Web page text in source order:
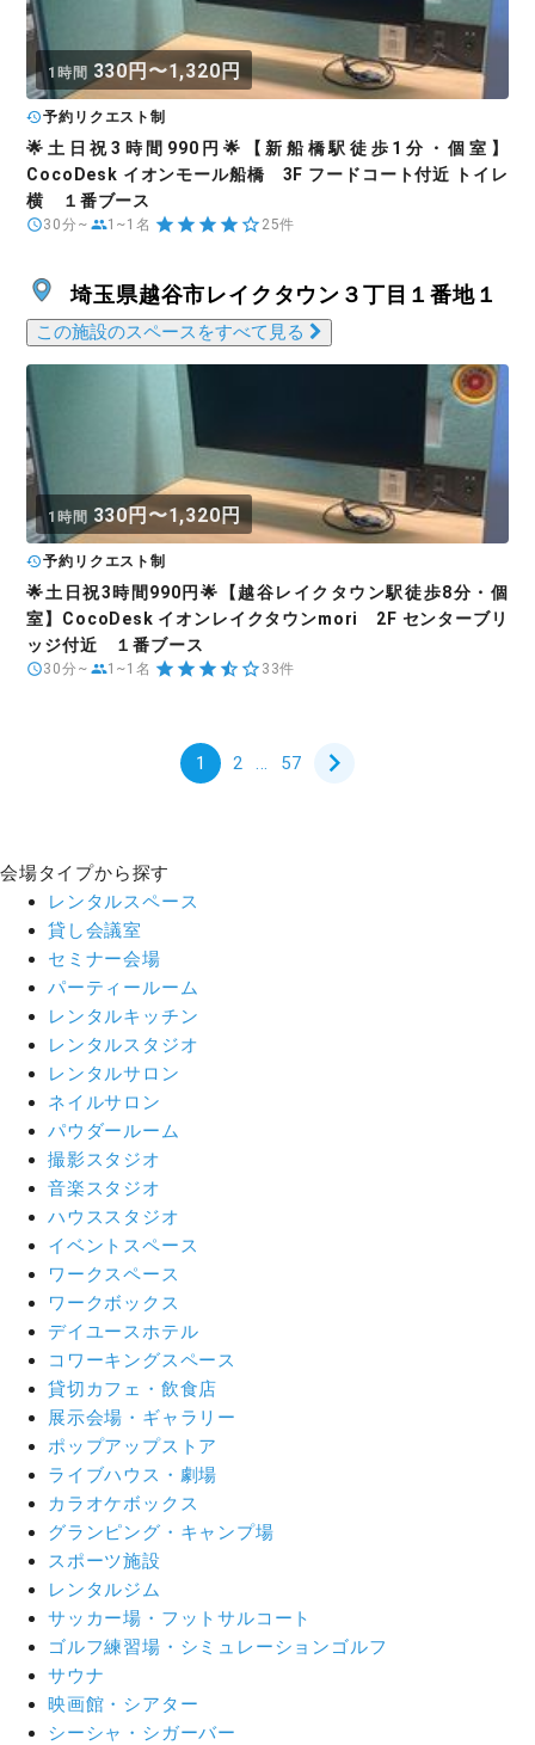
1時間 330円〜1,320円
予約リクエスト制
🌟土日祝3時間990円🌟【新船橋駅徒歩1分・個室】
CocoDesk イオンモール船橋 3F フードコート付近 トイレ
横 １番ブース
30分~ 1~1名 25件
埼玉県越谷市レイクタウン３丁目１番地１
この施設のスペースをすべて見る
1時間 330円〜1,320円
予約リクエスト制
🌟土日祝3時間990円🌟【越谷レイクタウン駅徒歩8分・個
室】CocoDesk イオンレイクタウンmori 2F センターブリ
ッジ付近 １番ブース
30分~ 1~1名 33件
1 2 ... 57
会場タイプから探す
レンタルスペース
貸し会議室
セミナー会場
パーティールーム
レンタルキッチン
レンタルスタジオ
レンタルサロン
ネイルサロン
パウダールーム
撮影スタジオ
音楽スタジオ
ハウススタジオ
イベントスペース
ワークスペース
ワークボックス
デイユースホテル
コワーキングスペース
貸切カフェ・飲食店
展示会場・ギャラリー
ポップアップストア
ライブハウス・劇場
カラオケボックス
グランピング・キャンプ場
スポーツ施設
レンタルジム
サッカー場・フットサルコート
ゴルフ練習場・シミュレーションゴルフ
サウナ
映画館・シアター
シーシャ・シガーバー